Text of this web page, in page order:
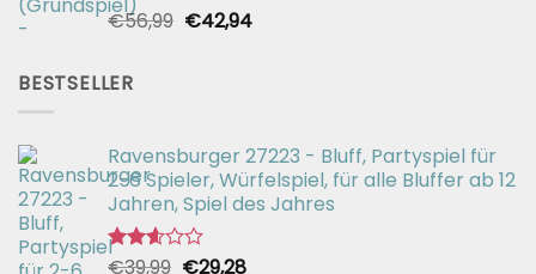
Bewertet
von 5
€56,99 Ursprünglicher
€42,94Aktueller
BESTSELLER
Ravensburger 27223 - Bluff, Partyspiel für
2-6 Spieler, Würfelspiel, für alle Bluffer ab 12
Jahren, Spiel des Jahres
Bewertet
€39,99 Ursprünglicher
€29,28Aktueller